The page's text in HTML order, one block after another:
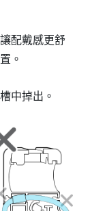
配戴感更舒
。
中掉出。